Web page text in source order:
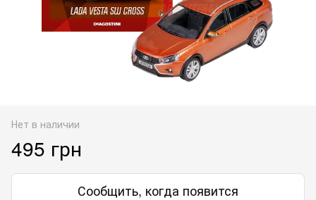
Нет в наличии
495 грн
Сообщить, когда появится